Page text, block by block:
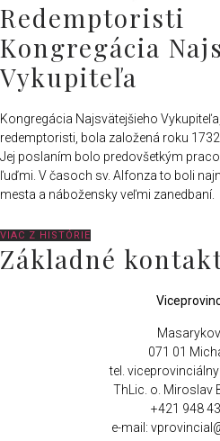
Redemptoristi
Kongregácia
Vykupiteľa
Kongregácia Najsvätejšieho
redemptoristi, bola založená roku 1732
Jej poslaním bolo predovšetkým
ľuďmi. V časoch sv. Alfonza to boli
mesta a nábožensky veľmi zanedbaní.
VIAC Z HISTÓRIE
Základné
071 01
tel.
ThLic. o. Miroslav
+421 948
e-mail: